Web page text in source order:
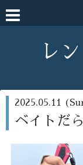
レ
2025.05.11
ベイトだ